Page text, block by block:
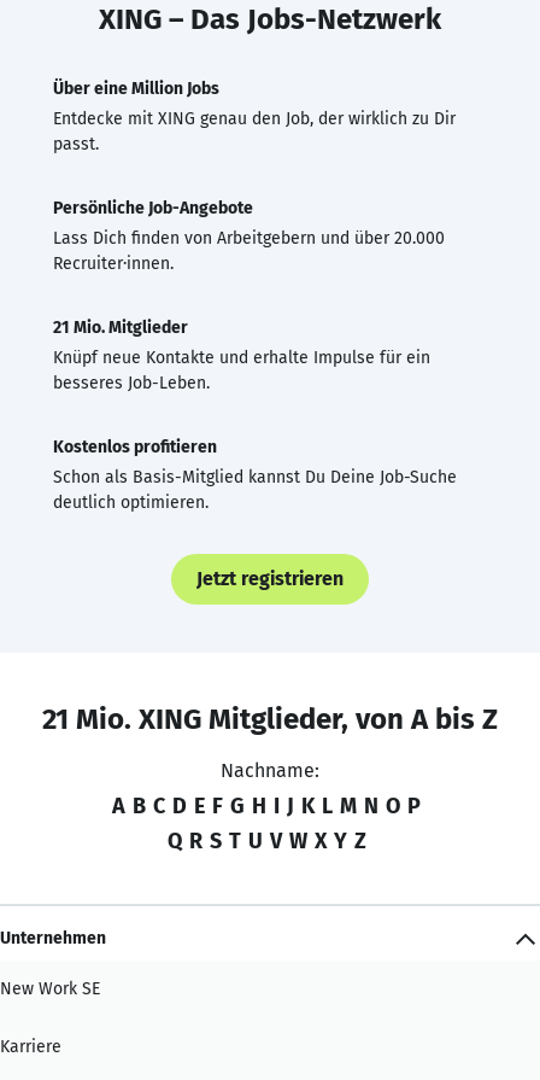
XING – Das Jobs-Netzwerk
Über eine Million Jobs
Entdecke mit XING genau den Job, der wirklich zu Dir
passt.
Persönliche Job-Angebote
Lass Dich finden von Arbeitgebern und über 20.000
Recruiter·innen.
21 Mio. Mitglieder
Knüpf neue Kontakte und erhalte Impulse für ein
besseres Job-Leben.
Kostenlos profitieren
Schon als Basis-Mitglied kannst Du Deine Job-Suche
deutlich optimieren.
Jetzt registrieren
21 Mio. XING Mitglieder, von A bis Z
Nachname:
A B C D E F G H I J K L M N O P
Q R S T U V W X Y Z
Unternehmen
New Work SE
Karriere